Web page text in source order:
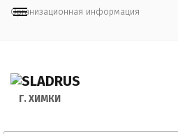
Организационная информация
Г. ХИМКИ